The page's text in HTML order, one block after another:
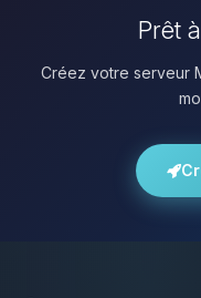
Prêt
Créez votre serveur